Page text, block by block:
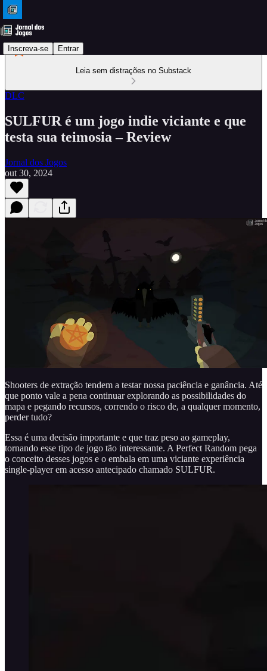
Inscreva-se Entrar
Leia sem distrações no Substack
DLC
SULFUR é um jogo indie viciante e que
testa sua teimosia – Review
Jornal dos Jogos
out 30, 2024
Shooters de extração tendem a testar nossa paciência e ganância. Até
que ponto vale a pena continuar explorando as possibilidades do
mapa e pegando recursos, correndo o risco de, a qualquer momento,
perder tudo?
Essa é uma decisão importante e que traz peso ao gameplay,
tornando esse tipo de jogo tão interessante. A Perfect Random pega
o conceito desses jogos e o embala em uma viciante experiência
single-player em acesso antecipado chamado SULFUR.